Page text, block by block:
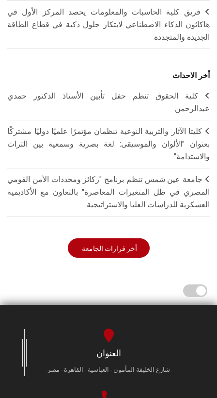
فريق كلية الحاسبات والمعلومات يحصد المركز الأول في
هاكاثون الذكاء الاصطناعي لابتكار حلول ذكية في قطاع الطاقة
الجديدة والمتجددة
أخر الاحداث
كلية الحقوق تنظم حفل تأبين الأستاذ الدكتور حمدي
عبدالرحمن
كليتا الآثار والتربية النوعية تنظمان مؤتمرًا علميًا دوليًا مشتركًا
بعنوان "الألوان والموسيقى: لغة بصرية وسمعية بين التراث
والاستدامة"
جامعة عين شمس تنظم برنامج "ركائز ومحددات الأمن القومي
المصري في ظل المتغيرات المعاصرة" بالتعاون مع الأكاديمية
العسكرية للدراسات العليا والاستراتيجية
أخر قرارات الجامعة
العنوان
شارع الخليفة المأمون - العباسية - القاهرة - مصر